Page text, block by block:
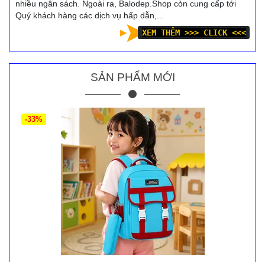
nhiều ngân sách. Ngoài ra, Balodep.Shop còn cung cấp tới
Quý khách hàng các dịch vụ hấp dẫn,...
XEM THÊM >>> CLICK <<<
SẢN PHẨM MỚI
-33%